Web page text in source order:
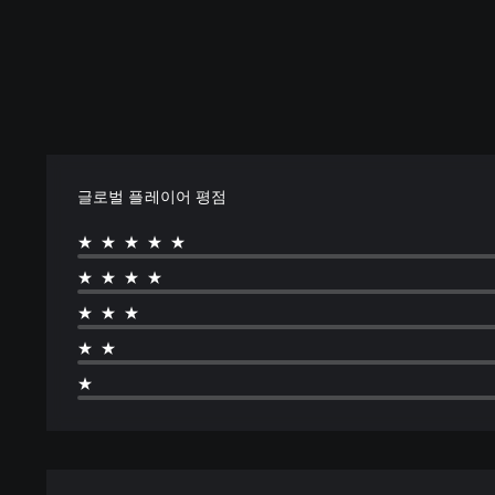
글로벌 플레이어 평점
★★★★★
★★★★
★★★
★★
★